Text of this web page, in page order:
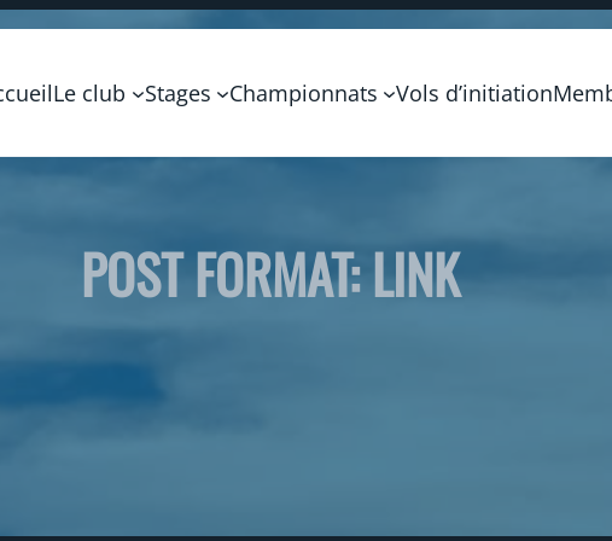
Le club Stages Championnats Vols d’initiation
POST FORMAT: LINK